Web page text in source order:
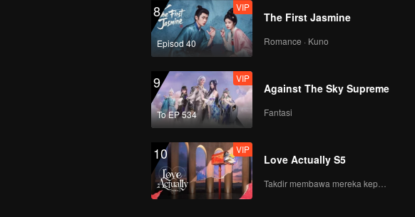
8
Episod 40
VIP
The First Jasmine
Romance · Kuno
9
To EP 534
VIP
Against The Sky Supreme
Fantasi
10 VIP
Love Actually S5
Takdir membawa mereka kepada cinta yang tulus!